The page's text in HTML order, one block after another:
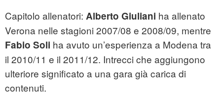
Capitolo allenatori: Alberto Giuliani ha allenato
Verona nelle stagioni 2007/08 e 2008/09, mentre
Fabio Soli ha avuto un’esperienza a Modena tra
il 2010/11 e il 2011/12. Intrecci che aggiungono
ulteriore significato a una gara già carica di
contenuti.